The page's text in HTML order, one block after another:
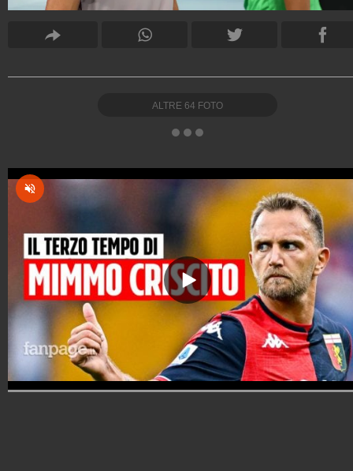
ALTRE 64 FOTO